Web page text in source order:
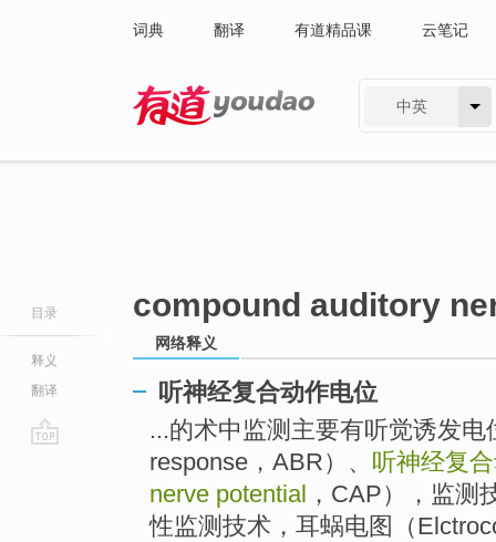
词典 翻译 有道精品课 云笔记
中英
目录
释义
翻译
compound auditory
网络释义
听神经复合动作电位
...的术中监测主要有听觉诱发电
response，ABR）、 听神经复
nerve potential ，CAP），监测
性监测技术，耳蜗电图（